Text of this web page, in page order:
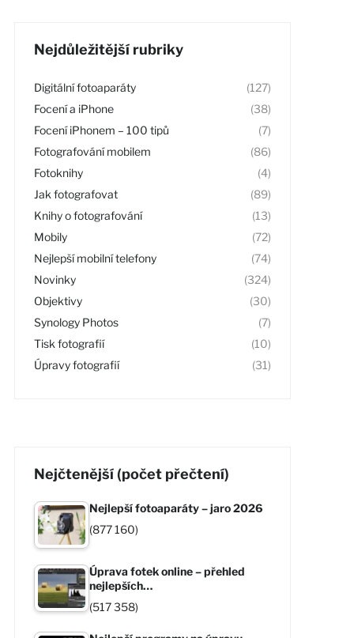
Nejdůležitější rubriky
Digitální fotoaparáty
(127)
Focení a iPhone
(38)
Focení iPhonem – 100 tipů
(7)
Fotografování mobilem
(86)
Fotoknihy
(4)
Jak fotografovat
(89)
Knihy o fotografování
(13)
Mobily
(72)
Nejlepší mobilní telefony
(74)
Novinky
(324)
Objektivy
(30)
Synology Photos
(7)
Tisk fotografií
(10)
Úpravy fotografií
(31)
Nejčtenější (počet přečtení)
Nejlepší fotoaparáty – jaro 2026
(877 160)
Úprava fotek online – přehled
nejlepších…
(517 358)